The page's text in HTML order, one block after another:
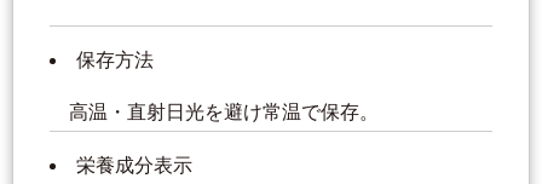
保存方法
高温・直射日光を避け常温で保存。
栄養成分表示